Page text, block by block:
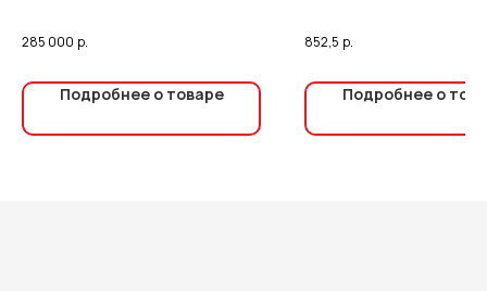
285 000 р.
Подробнее о товаре
852,5 р.
Подробнее о